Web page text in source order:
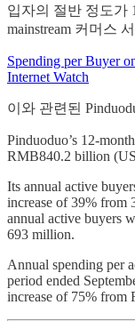
입자의 절반 정도가
mainstream 커머스
Spending per Buyer
Internet Watch
이와 관련된
Pinduoduo’s 12-
RMB840.2 billion
Its annual active
increase of 39% from
annual active buyers
693 million.
Annual spending per
period ended
increase of 75% from